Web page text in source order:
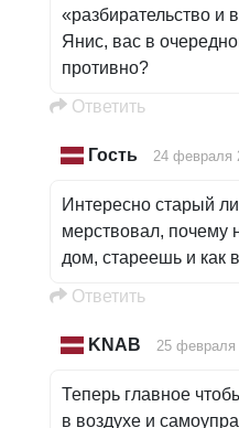
«разбирательство и
Янис, вас в
противно?
Oтветить
Гость 24 февраля
Интересно старый
мерствовал, почему
дом, стареешь и как
Oтветить
KNAB 25 февраля
Теперь главное
в воздухе и